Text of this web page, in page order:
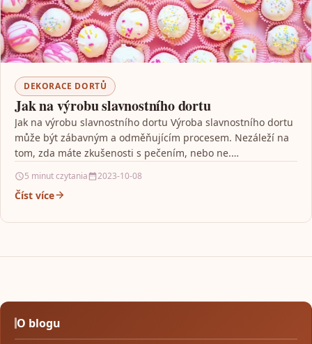
DEKORACE DORTŮ
Jak na výrobu slavnostního dortu
Jak na výrobu slavnostního dortu Výroba slavnostního dortu
může být zábavným a odměňujícím procesem. Nezáleží na
tom, zda máte zkušenosti s pečením, nebo ne.…
5 minut czytania 2023-10-08
Číst více
O blogu